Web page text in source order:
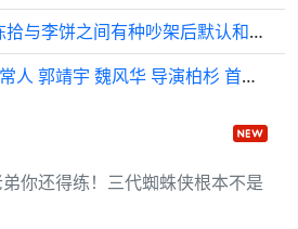
重温之ep30、31：陈拾与李饼之间有种吵架后默认和好的微妙氛围
离开你谁还会视我为常人 郭靖宇 魏风华 导演柏杉 首次见证如此独特的方法…
你还得练！三代蜘蛛侠根本不是